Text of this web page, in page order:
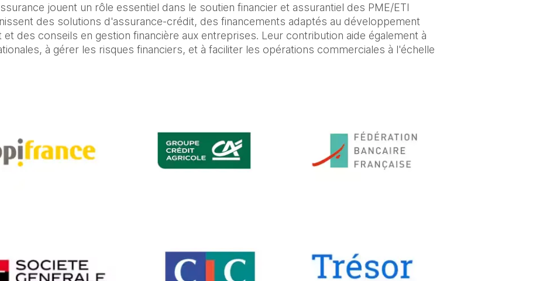
jouent un rôle essentiel dans le soutien financier et assurantiel des PME/ETI
des solutions d'assurance-crédit, des financements adaptés au développement
des conseils en gestion financière aux entreprises. Leur contribution aide également à
à gérer les risques financiers, et à faciliter les opérations commerciales à l'échelle